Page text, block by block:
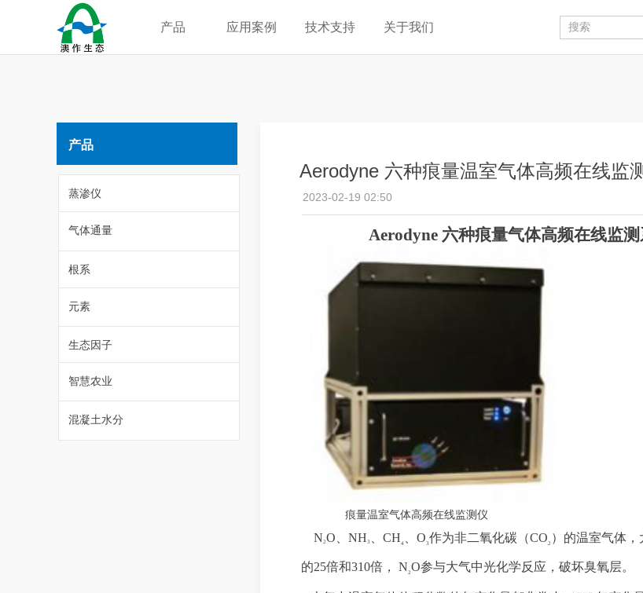
产品 应用案例 技术支持 关于我们
产品
Aerodyne 六种痕量温室气体高频在线监
Aerodyne 六种痕量气体高频在线监测
痕量温室气体高频在线监测仪
N2O NH3 、CH4 O3作为非二氧化碳 （CO2 ） 的温室气体 ，
的25倍和310倍， N2O参与大气中光化学反应 ， 破坏臭氧层。
2023-02-19 02:50
蒸渗仪
气体通量
根系
元素
生态因子
智慧农业
混凝土水分